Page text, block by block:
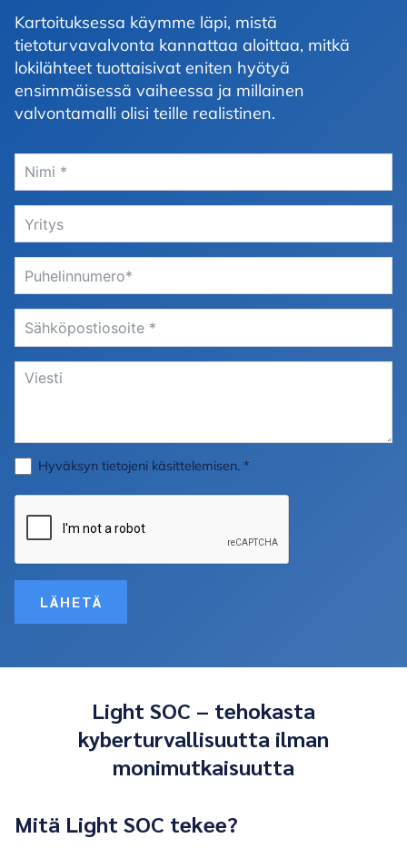
Kartoituksessa käymme läpi, mistä
tietoturvavalvonta kannattaa aloittaa, mitkä
lokilähteet tuottaisivat eniten hyötyä
ensimmäisessä vaiheessa ja millainen
valvontamalli olisi teille realistinen.
Hyväksyn tietojeni käsittelemisen. *
LÄHETÄ
Light SOC – tehokasta
kyberturvallisuutta ilman
monimutkaisuutta
Mitä Light SOC tekee?